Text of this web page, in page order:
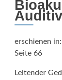
erschienen in:
Seite 66
Leitender